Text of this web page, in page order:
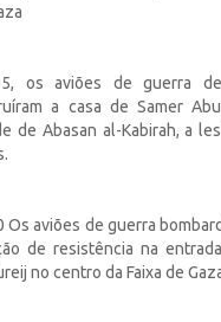
os aviões de guerra
a casa de Samer
de Abasan al-Kabirah, a
Os aviões de guerra
de resistência na
no centro da Faixa de